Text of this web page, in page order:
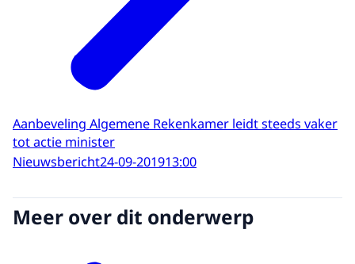
Aanbeveling Algemene Rekenkamer leidt steeds vaker
tot actie minister
Nieuwsbericht24-09-201913:00
Meer over dit onderwerp